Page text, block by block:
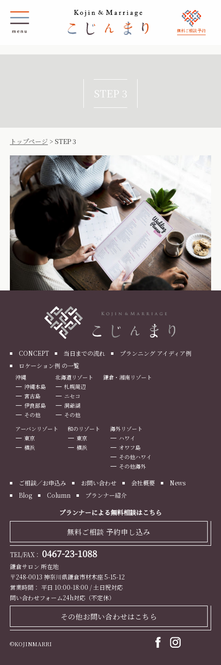
無料ご相談 予約
STEP 3
トップページ > STEP 3
CONCEPT 当日までの流れ
プランニング アイディア例
ロケーション例 の一覧
沖縄
沖縄本島
宮古島
伊良部島
その他
北海道リゾート
札幌周辺
ニセコ
洞爺湖
その他
鎌倉・湘南リゾート
アーバンリゾート
東京
横浜
和のリゾート
東京
横浜
海外リゾート
ハワイ
オワフ島
その他ハワイ
その他海外
ご相談／お申込み お問い合わせ 会社概要
News
Blog
Column プランナー紹介
プランナーによる無料相談はこちら
無料ご相談 予約申し込み
TEL/FAX： 0467-23-1088
鎌倉サロン 所在地
〒248-0013 神奈川県鎌倉市材木座 5-15-12
営業時間： 平日 10:00-18:00 / 土日祝対応
問い合わせフォーム24h対応（不定休）
その他お問い合わせはこちら
©KOJINMARRI